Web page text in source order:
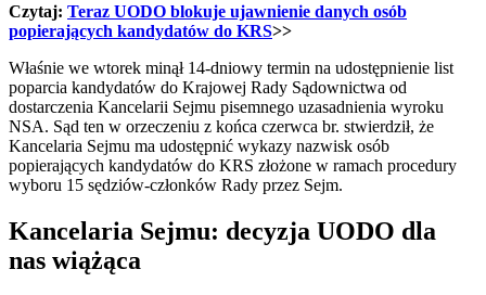
Czytaj: Teraz UODO blokuje ujawnienie danych osób
popierających kandydatów do KRS>>
Właśnie we wtorek minął 14-dniowy termin na udostępnienie list
poparcia kandydatów do Krajowej Rady Sądownictwa od
dostarczenia Kancelarii Sejmu pisemnego uzasadnienia wyroku
NSA. Sąd ten w orzeczeniu z końca czerwca br. stwierdził, że
Kancelaria Sejmu ma udostępnić wykazy nazwisk osób
popierających kandydatów do KRS złożone w ramach procedury
wyboru 15 sędziów-członków Rady przez Sejm.
Kancelaria Sejmu: decyzja UODO dla
nas wiążąca